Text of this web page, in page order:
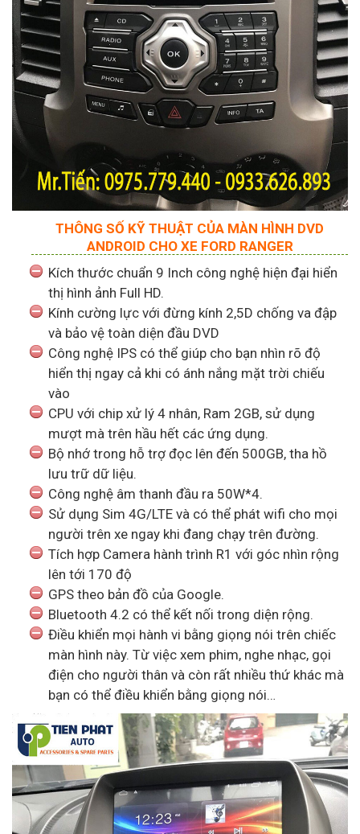
THÔNG SỐ KỸ THUẬT CỦA MÀN HÌNH DVD
ANDROID CHO XE FORD RANGER
Kích thước chuẩn 9 Inch công nghệ hiện đại hiển
thị hình ảnh Full HD.
Kính cường lực với đừng kính 2,5D chống va đập
và bảo vệ toàn diện đầu DVD
Công nghệ IPS có thể giúp cho bạn nhìn rõ độ
hiển thị ngay cả khi có ánh nắng mặt trời chiếu
vào
CPU với chip xử lý 4 nhân, Ram 2GB, sử dụng
mượt mà trên hầu hết các ứng dụng.
Bộ nhớ trong hỗ trợ đọc lên đến 500GB, tha hồ
lưu trữ dữ liệu.
Công nghệ âm thanh đầu ra 50W*4.
Sử dụng Sim 4G/LTE và có thể phát wifi cho mọi
người trên xe ngay khi đang chạy trên đường.
Tích hợp Camera hành trình R1 với góc nhìn rộng
lên tới 170 độ
GPS theo bản đồ của Google.
Bluetooth 4.2 có thể kết nối trong diện rộng.
Điều khiển mọi hành vi bằng giọng nói trên chiếc
màn hình này. Từ việc xem phim, nghe nhạc, gọi
điện cho người thân và còn rất nhiều thứ khác mà
bạn có thể điều khiển bằng giọng nói…